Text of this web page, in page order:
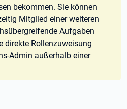
bekommen. Sie können
Mitglied einer weiteren
Aufgaben
direkte Rollenzuweisung
Admin außerhalb einer